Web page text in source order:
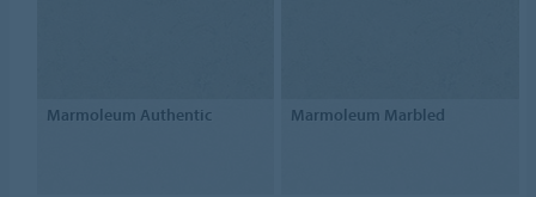
Marmoleum Authentic Marmoleum Marbled